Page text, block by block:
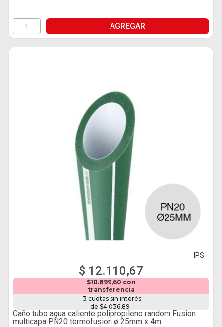
AGREGAR
IPS
$ 12.110,67
$10.899,60 con
transferencia
3 cuotas sin interés
de $4.036,89
Caño tubo agua caliente polipropileno random Fusion
multicapa PN20 termofusion ø 25mm x 4m